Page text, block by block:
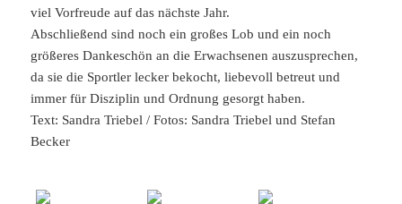
viel Vorfreude auf das nächste Jahr.
Abschließend sind noch ein großes Lob und ein noch
größeres Dankeschön an die Erwachsenen auszusprechen,
da sie die Sportler lecker bekocht, liebevoll betreut und
immer für Disziplin und Ordnung gesorgt haben.
Text: Sandra Triebel / Fotos: Sandra Triebel und Stefan
Becker